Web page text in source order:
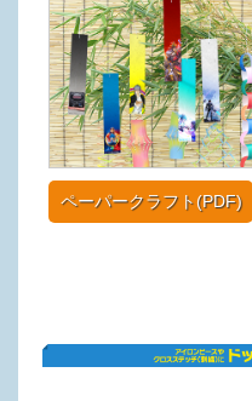
ペーパークラフト(PDF)